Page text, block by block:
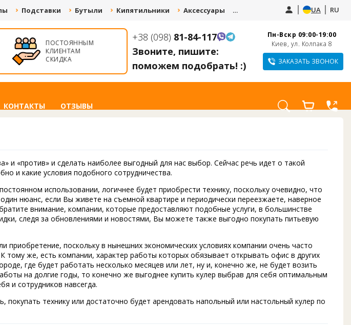
UA RU
Подставки Бутыли Кипятильники Аксессуары Услуги
+38 (098) 81-84-117
Звоните, пишите:
поможем подобрать! :)
Пн-Вскр 09:00-19:00
Киев, ул. Колпака 8
ЗАКАЗАТЬ ЗВОНОК
БЕСПЛАТНАЯ
ДОСТАВКА ОТ 50
000 ГРН. ПО ВСЕЙ
УКРАИНЕ
КУПИТЕ КУЛЕР И
ПОЛУЧИТЕ СКИДКУ
СДАЙ СТАРЫЙ
КУЛЕР И ПОЛУЧИ
СКИДКУ 10-20% НА
НОВЫЙ
КОНТАКТЫ ОТЗЫВЫ
и «против» и сделать наиболее выгодный для нас выбор. Сейчас речь идет о такой
и какие условия подобного сотрудничества.
использовании, логичнее будет приобрести технику, поскольку очевидно, что
нюанс, если Вы живете на съемной квартире и периодически переезжаете, наверное
внимание, компании, которые предоставляют подобные услуги, в большинстве
следя за обновлениями и новостями, Вы можете также выгодно покупать питьевую
поскольку в нынешних экономических условиях компании очень часто
же, есть компании, характер работы которых обязывает открывать офис в других
где будет работать несколько месяцев или лет, ну и, конечно же, не будет возить
на долгие годы, то конечно же выгоднее купить кулер выбрав для себя оптимальным
и сотрудников навсегда.
технику или достаточно будет арендовать напольный или настольный кулер по